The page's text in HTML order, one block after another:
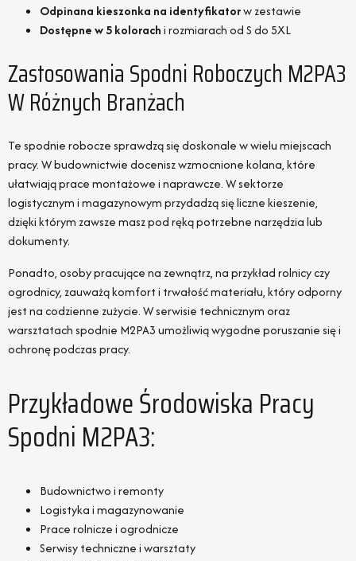
Odpinana kieszonka na identyfikatorw zestawie
Dostępne w 5 kolorachi rozmiarach od S do 5XL
Zastosowania Spodni Roboczych M2PA3
W Różnych Branżach
Te spodnie robocze sprawdzą się doskonale w wielu miejscach
pracy. W budownictwie docenisz wzmocnione kolana, które
ułatwiają prace montażowe i naprawcze. W sektorze
logistycznym i magazynowym przydadzą się liczne kieszenie,
dzięki którym zawsze masz pod ręką potrzebne narzędzia lub
dokumenty.
Ponadto, osoby pracujące na zewnątrz, na przykład rolnicy czy
ogrodnicy, zauważą komfort i trwałość materiału, który odporny
jest na codzienne zużycie. W serwisie technicznym oraz
warsztatach spodnie M2PA3 umożliwią wygodne poruszanie się i
ochronę podczas pracy.
Przykładowe Środowiska Pracy
Spodni M2PA3:
Budownictwo i remonty
Logistyka i magazynowanie
Prace rolnicze i ogrodnicze
Serwisy techniczne i warsztaty